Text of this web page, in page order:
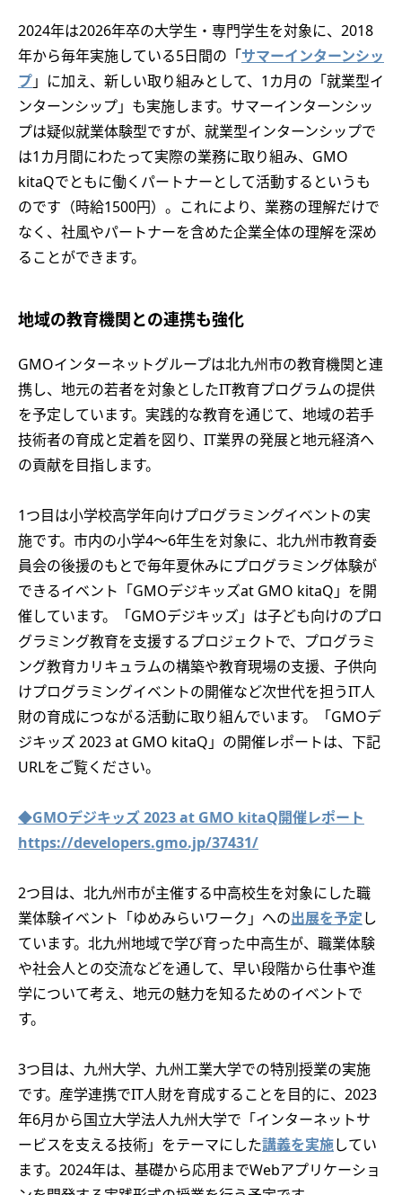
2024年は2026年卒の大学生・専門学生を対象に、2018
年から毎年実施している5日間の「サマーインターンシッ
プ」に加え、新しい取り組みとして、1カ月の「就業型イ
ンターンシップ」も実施します。サマーインターンシッ
プは疑似就業体験型ですが、就業型インターンシップで
は1カ月間にわたって実際の業務に取り組み、GMO
kitaQでともに働くパートナーとして活動するというも
のです（時給1500円）。これにより、業務の理解だけで
なく、社風やパートナーを含めた企業全体の理解を深め
ることができます。
地域の教育機関との連携も強化
GMOインターネットグループは北九州市の教育機関と連
携し、地元の若者を対象としたIT教育プログラムの提供
を予定しています。実践的な教育を通じて、地域の若手
技術者の育成と定着を図り、IT業界の発展と地元経済へ
の貢献を目指します。
1つ目は小学校高学年向けプログラミングイベントの実
施です。市内の小学4～6年生を対象に、北九州市教育委
員会の後援のもとで毎年夏休みにプログラミング体験が
できるイベント「GMOデジキッズat GMO kitaQ」を開
催しています。「GMOデジキッズ」は子ども向けのプロ
グラミング教育を支援するプロジェクトで、プログラミ
ング教育カリキュラムの構築や教育現場の支援、子供向
けプログラミングイベントの開催など次世代を担うIT人
財の育成につながる活動に取り組んでいます。「GMOデ
ジキッズ 2023 at GMO kitaQ」の開催レポートは、下記
URLをご覧ください。
◆GMOデジキッズ 2023 at GMO kitaQ開催レポート
https://developers.gmo.jp/37431/
2つ目は、北九州市が主催する中高校生を対象にした職
業体験イベント「ゆめみらいワーク」への出展を予定し
ています。北九州地域で学び育った中高生が、職業体験
や社会人との交流などを通して、早い段階から仕事や進
学について考え、地元の魅力を知るためのイベントで
す。
3つ目は、九州大学、九州工業大学での特別授業の実施
です。産学連携でIT人財を育成することを目的に、2023
年6月から国立大学法人九州大学で「インターネットサ
ービスを支える技術」をテーマにした講義を実施してい
ます。2024年は、基礎から応用までWebアプリケーショ